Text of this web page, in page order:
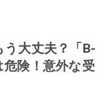
大丈夫？「B-
険！意外な受